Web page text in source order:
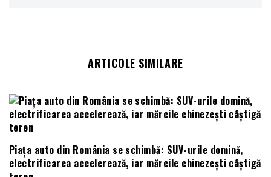
ARTICOLE SIMILARE
Piața auto din România se schimbă: SUV-urile domină,
electrificarea accelerează, iar mărcile chinezești câștigă